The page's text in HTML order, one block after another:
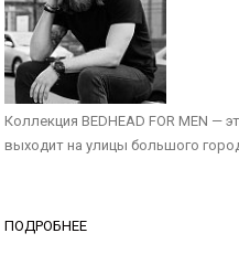
Коллекция BEDHEAD FOR MEN —
выходит на улицы большого
ПОДРОБНЕЕ